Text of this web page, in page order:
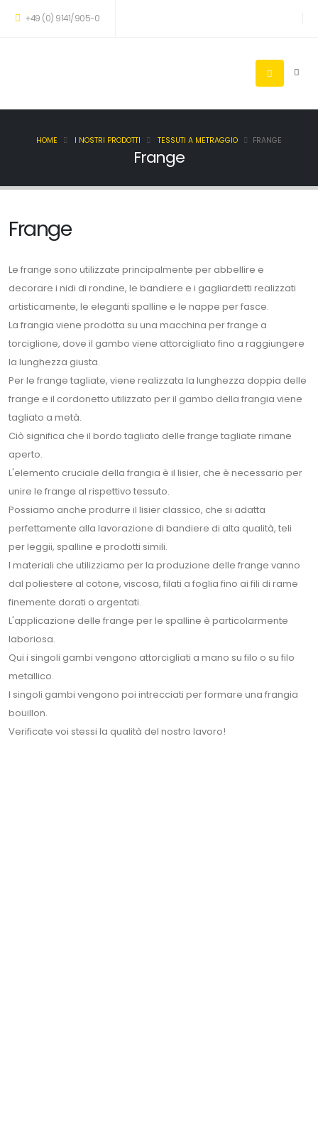
+49 (0) 9141/905-0
Frange
HOME I NOSTRI PRODOTTI TESSUTI A METRAGGIO FRANGE
Frange
Le frange sono utilizzate principalmente per abbellire e
decorare i nidi di rondine, le bandiere e i gagliardetti realizzati
artisticamente, le eleganti spalline e le nappe per fasce.
La frangia viene prodotta su una macchina per frange a
torciglione, dove il gambo viene attorcigliato fino a raggiungere
la lunghezza giusta.
Per le frange tagliate, viene realizzata la lunghezza doppia delle
frange e il cordonetto utilizzato per il gambo della frangia viene
tagliato a metà.
Ciò significa che il bordo tagliato delle frange tagliate rimane
aperto.
L'elemento cruciale della frangia è il lisier, che è necessario per
unire le frange al rispettivo tessuto.
Possiamo anche produrre il lisier classico, che si adatta
perfettamente alla lavorazione di bandiere di alta qualità, teli
per leggii, spalline e prodotti simili.
I materiali che utilizziamo per la produzione delle frange vanno
dal poliestere al cotone, viscosa, filati a foglia fino ai fili di rame
finemente dorati o argentati.
L'applicazione delle frange per le spalline è particolarmente
laboriosa.
Qui i singoli gambi vengono attorcigliati a mano su filo o su filo
metallico.
I singoli gambi vengono poi intrecciati per formare una frangia
bouillon.
Verificate voi stessi la qualità del nostro lavoro!